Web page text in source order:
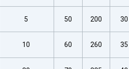
5 50 200 30
10 60 260 35